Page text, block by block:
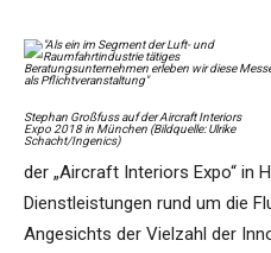
Stephan Großfuss auf der Aircraft Interiors
Expo 2018 in München (Bildquelle: Ulrike
Schacht/Ingenics)
der „Aircraft Interiors Expo“ in
Dienstleistungen rund um die
Angesichts der Vielzahl der